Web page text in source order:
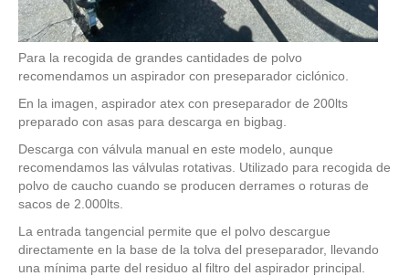
Para la recogida de grandes cantidades de polvo
recomendamos un aspirador con preseparador ciclónico.
En la imagen, aspirador atex con preseparador de 200lts
preparado con asas para descarga en bigbag.
Descarga con válvula manual en este modelo, aunque
recomendamos las válvulas rotativas. Utilizado para recogida de
polvo de caucho cuando se producen derrames o roturas de
sacos de 2.000lts.
La entrada tangencial permite que el polvo descargue
directamente en la base de la tolva del preseparador, llevando
una mínima parte del residuo al filtro del aspirador principal.